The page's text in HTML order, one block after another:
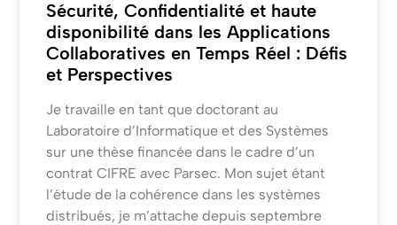
Sécurité, Confidentialité et haute
disponibilité dans les Applications
Collaboratives en Temps Réel : Défis
et Perspectives
Je travaille en tant que doctorant au
Laboratoire d’Informatique et des Systèmes
sur une thèse financée dans le cadre d’un
contrat CIFRE avec Parsec. Mon sujet étant
l’étude de la cohérence dans les systèmes
distribués, je m’attache depuis septembre